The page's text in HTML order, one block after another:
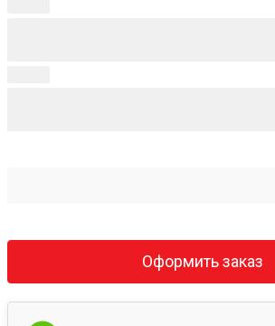
Оформить заказ